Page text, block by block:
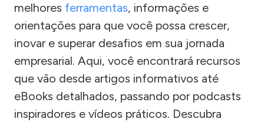
melhores ferramentas, informações e
orientações para que você possa crescer,
inovar e superar desafios em sua jornada
empresarial. Aqui, você encontrará recursos
que vão desde artigos informativos até
eBooks detalhados, passando por podcasts
inspiradores e vídeos práticos. Descubra